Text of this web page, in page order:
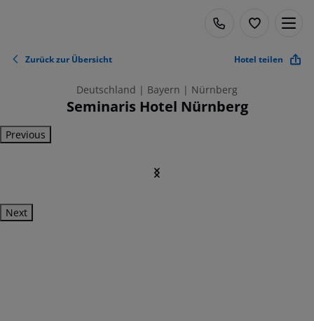
Zurück zur Übersicht Hotel teilen
Deutschland | Bayern | Nürnberg
Seminaris Hotel Nürnberg
Previous
Next